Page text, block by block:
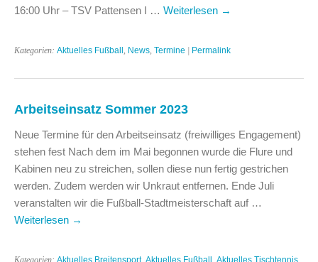
16:00 Uhr – TSV Pattensen I … Weiterlesen →
Kategorien: Aktuelles Fußball News Termine | Permalink
Arbeitseinsatz Sommer 2023
Neue Termine für den Arbeitseinsatz (freiwilliges Engagement)
stehen fest Nach dem im Mai begonnen wurde die Flure und
Kabinen neu zu streichen, sollen diese nun fertig gestrichen
werden. Zudem werden wir Unkraut entfernen. Ende Juli
veranstalten wir die Fußball-Stadtmeisterschaft auf …
Weiterlesen →
Kategorien: Aktuelles Breitensport, Aktuelles Fußball Aktuelles Tischtennis